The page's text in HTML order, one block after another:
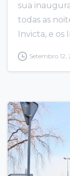
sua
todas as
Invicta, e os
Setembro 12,